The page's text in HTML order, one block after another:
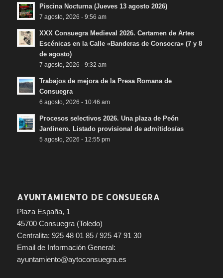
Piscina Nocturna (Jueves 13 agosto 2026)
7 agosto, 2026 - 9:56 am
XXX Consuegra Medieval 2026. Certamen de Artes
Escénicas en la Calle «Banderas de Consocra» (7 y 8
de agosto)
7 agosto, 2026 - 9:32 am
Trabajos de mejora de la Presa Romana de
Consuegra
6 agosto, 2026 - 10:46 am
Procesos selectivos 2026. Una plaza de Peón
Jardinero. Listado provisional de admitidos/as
5 agosto, 2026 - 12:55 pm
AYUNTAMIENTO DE CONSUEGRA
Plaza España, 1
45700 Consuegra (Toledo)
Centralita: 925 48 01 85 / 925 47 91 30
Email de Información General:
ayuntamiento@aytoconsuegra.es